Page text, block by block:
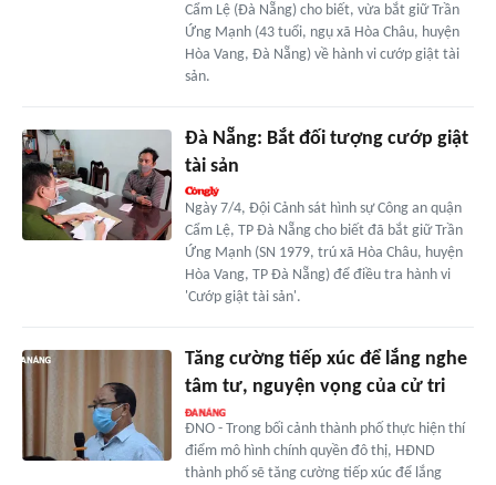
Cẩm Lệ (Đà Nẵng) cho biết, vừa bắt giữ Trần
Ứng Mạnh (43 tuổi, ngụ xã Hòa Châu, huyện
Hòa Vang, Đà Nẵng) về hành vi cướp giật tài
sản.
Đà Nẵng: Bắt đối tượng cướp giật
tài sản
Ngày 7/4, Đội Cảnh sát hình sự Công an quận
Cẩm Lệ, TP Đà Nẵng cho biết đã bắt giữ Trần
Ứng Mạnh (SN 1979, trú xã Hòa Châu, huyện
Hòa Vang, TP Đà Nẵng) để điều tra hành vi
'Cướp giật tài sản'.
Tăng cường tiếp xúc để lắng nghe
tâm tư, nguyện vọng của cử tri
ĐNO - Trong bối cảnh thành phố thực hiện thí
điểm mô hình chính quyền đô thị, HĐND
thành phố sẽ tăng cường tiếp xúc để lắng